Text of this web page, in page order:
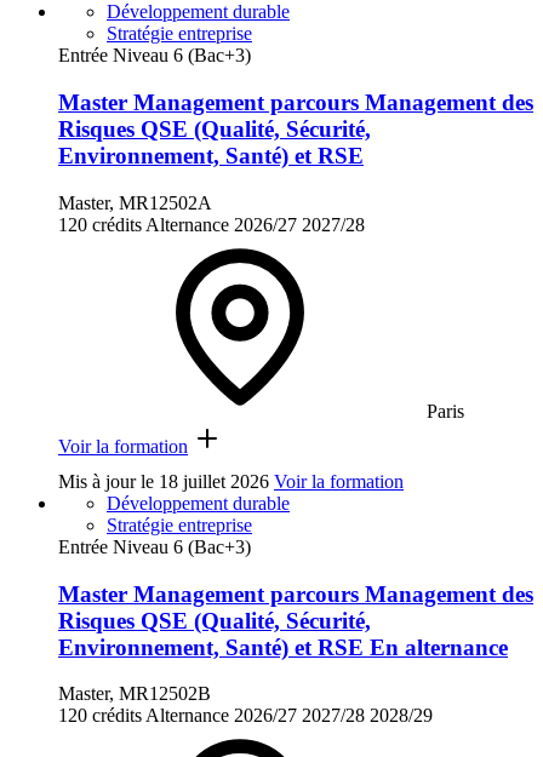
Développement durable
Stratégie entreprise
Entrée Niveau 6 (Bac+3)
Master Management parcours Management des
Risques QSE (Qualité, Sécurité,
Environnement, Santé) et RSE
Master, MR12502A
120 crédits Alternance 2026/27 2027/28
Paris
Voir la formation
Mis à jour le 18 juillet 2026 Voir la formation
Développement durable
Stratégie entreprise
Entrée Niveau 6 (Bac+3)
Master Management parcours Management des
Risques QSE (Qualité, Sécurité,
Environnement, Santé) et RSE En alternance
Master, MR12502B
120 crédits Alternance 2026/27 2027/28 2028/29